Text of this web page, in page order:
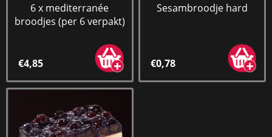
6 x mediterranée
broodjes (per 6 verpakt)
€4,85
Sesambroodje hard
€0,78